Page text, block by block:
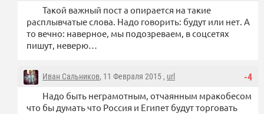
Такой важный пост а опирается на такие
расплывчатые слова. Надо говорить: будут или нет. А
то вечно: наверное, мы подозреваем, в соцсетях
пишут, неверю…
-4
Иван Сальников, 11 Февраля 2015 , url
Надо быть неграмотным, отчаянным мракобесом
что бы думать что Россия и Египет будут торговать